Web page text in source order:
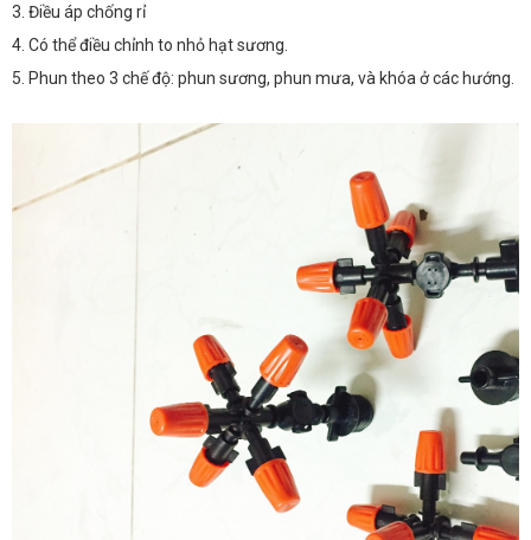
3. Điều áp chống rỉ
4. Có thể điều chỉnh to nhỏ hạt sương.
5. Phun theo 3 chế độ: phun sương, phun mưa, và khóa ở các hướng.